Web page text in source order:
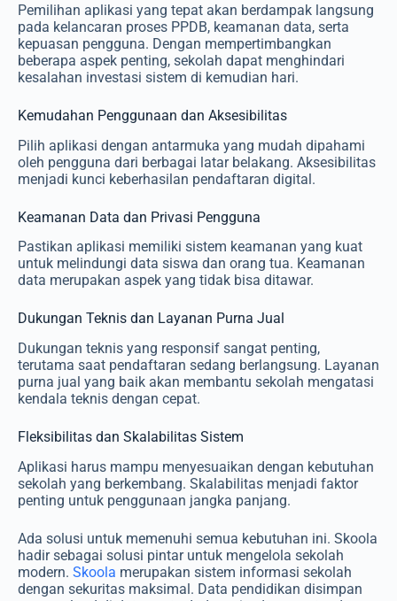
Pemilihan aplikasi yang tepat akan berdampak langsung
pada kelancaran proses PPDB, keamanan data, serta
kepuasan pengguna. Dengan mempertimbangkan
beberapa aspek penting, sekolah dapat menghindari
kesalahan investasi sistem di kemudian hari.
Kemudahan Penggunaan dan Aksesibilitas
Pilih aplikasi dengan antarmuka yang mudah dipahami
oleh pengguna dari berbagai latar belakang. Aksesibilitas
menjadi kunci keberhasilan pendaftaran digital.
Keamanan Data dan Privasi Pengguna
Pastikan aplikasi memiliki sistem keamanan yang kuat
untuk melindungi data siswa dan orang tua. Keamanan
data merupakan aspek yang tidak bisa ditawar.
Dukungan Teknis dan Layanan Purna Jual
Dukungan teknis yang responsif sangat penting,
terutama saat pendaftaran sedang berlangsung. Layanan
purna jual yang baik akan membantu sekolah mengatasi
kendala teknis dengan cepat.
Fleksibilitas dan Skalabilitas Sistem
Aplikasi harus mampu menyesuaikan dengan kebutuhan
sekolah yang berkembang. Skalabilitas menjadi faktor
penting untuk penggunaan jangka panjang.
Ada solusi untuk memenuhi semua kebutuhan ini. Skoola
hadir sebagai solusi pintar untuk mengelola sekolah
modern. Skoola merupakan sistem informasi sekolah
dengan sekuritas maksimal. Data pendidikan disimpan